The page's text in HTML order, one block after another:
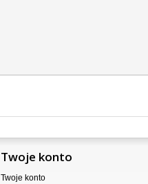
Twoje konto
Twoje konto